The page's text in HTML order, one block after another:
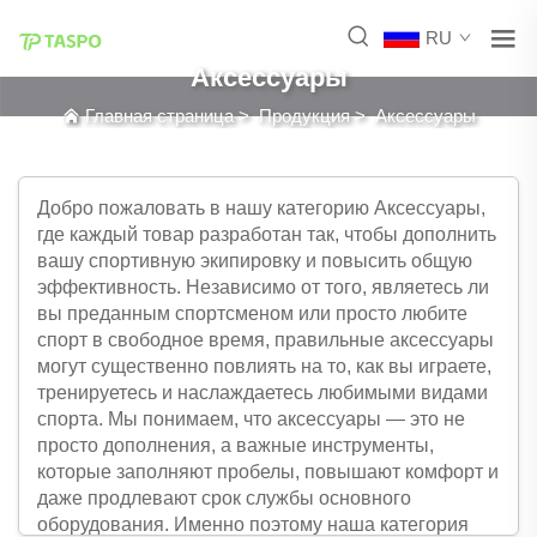
RU
Аксессуары
Главная страница>Продукция>Аксессуары
Добро пожаловать в нашу категорию Аксессуары,
где каждый товар разработан так, чтобы дополнить
вашу спортивную экипировку и повысить общую
эффективность. Независимо от того, являетесь ли
вы преданным спортсменом или просто любите
спорт в свободное время, правильные аксессуары
могут существенно повлиять на то, как вы играете,
тренируетесь и наслаждаетесь любимыми видами
спорта. Мы понимаем, что аксессуары — это не
просто дополнения, а важные инструменты,
которые заполняют пробелы, повышают комфорт и
даже продлевают срок службы основного
оборудования. Именно поэтому наша категория